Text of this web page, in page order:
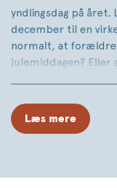
yndlingsdag på året.
december til en
normalt, at forældre
julemiddagen? Eller
allermest barnlige.
imellem mor og far,
Læs mere